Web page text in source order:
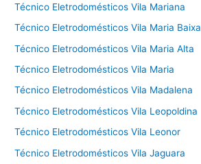
Técnico Eletrodomésticos Vila Mariana
Técnico Eletrodomésticos Vila Maria Baixa
Técnico Eletrodomésticos Vila Maria Alta
Técnico Eletrodomésticos Vila Maria
Técnico Eletrodomésticos Vila Madalena
Técnico Eletrodomésticos Vila Leopoldina
Técnico Eletrodomésticos Vila Leonor
Técnico Eletrodomésticos Vila Jaguara